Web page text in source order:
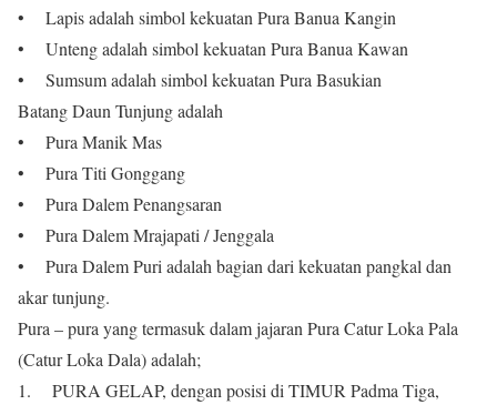
• Lapis adalah simbol kekuatan Pura Banua Kangin
• Unteng adalah simbol kekuatan Pura Banua Kawan
• Sumsum adalah simbol kekuatan Pura Basukian
Batang Daun Tunjung adalah
• Pura Manik Mas
• Pura Titi Gonggang
• Pura Dalem Penangsaran
• Pura Dalem Mrajapati / Jenggala
• Pura Dalem Puri adalah bagian dari kekuatan pangkal dan
akar tunjung.
Pura – pura yang termasuk dalam jajaran Pura Catur Loka Pala
(Catur Loka Dala) adalah;
1. PURA GELAP, dengan posisi di TIMUR Padma Tiga,